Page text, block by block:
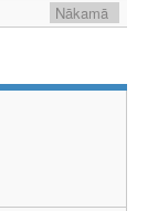
Nākamā